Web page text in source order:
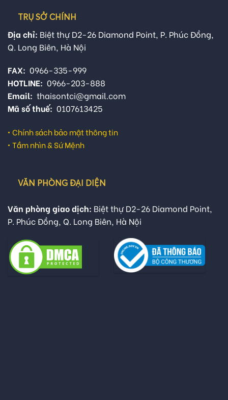
TRỤ SỞ CHÍNH
Địa chỉ: Biệt thự D2-26 Diamond Point, P. Phúc Đồng,
Q. Long Biên, Hà Nội
FAX: 0966-335-999
HOTLINE: 0966-203-888
Email: thaisontci@gmail.com
Mã số thuế: 0107613425
• Chính sách bảo mật thông tin
• Tầm nhìn & Sứ Mệnh
VĂN PHÒNG ĐẠI DIỆN
Văn phòng giao dịch: Biệt thự D2-26 Diamond Point,
P. Phúc Đồng, Q. Long Biên, Hà Nội